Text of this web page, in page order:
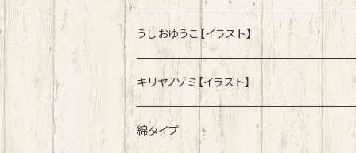
うしおゆうこ【イラスト】
キリヤノゾミ【イラスト】
綿タイプ